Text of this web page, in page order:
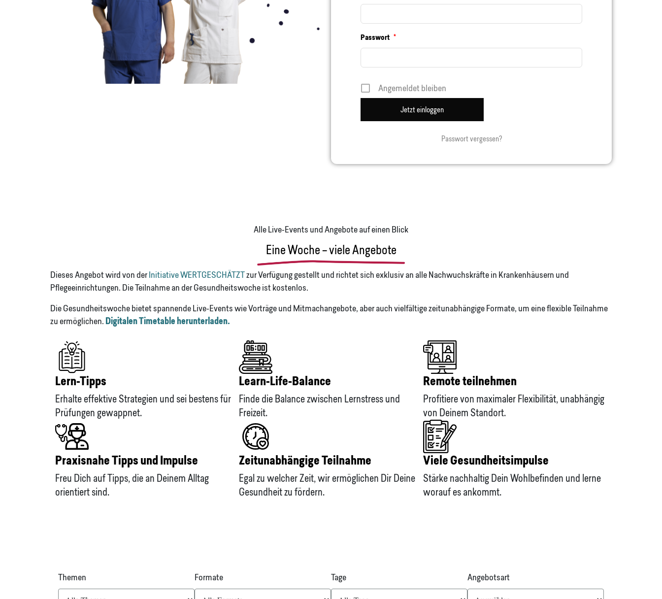
Passwort *
Angemeldet bleiben
Passwort vergessen?
Alle Live-Events und Angebote auf einen Blick
Eine Woche – viele Angebote
Dieses Angebot wird von derInitiative WERTGESCHÄTZTzur Verfügung gestellt und richtet sich exklusiv an alle Nachwuchskräfte in Krankenhäusern und
Pflegeeinrichtungen. Die Teilnahme an der Gesundheitswoche ist kostenlos.
Die Gesundheitswoche bietet spannende Live-Events wie Vorträge und Mitmachangebote, aber auch vielfältige zeitunabhängige Formate, um eine flexible Teilnahme
zu ermöglichen. Digitalen Timetable herunterladen.
Lern-Tipps
Erhalte effektive Strategien und sei bestens für
Prüfungen gewappnet.
Learn-Life-Balance
Finde die Balance zwischen Lernstress und
Freizeit.
Remote teilnehmen
Profitiere von maximaler Flexibilität, unabhängig
von Deinem Standort.
Praxisnahe Tipps und Impulse
Freu Dich auf Tipps, die an Deinem Alltag
orientiert sind.
Zeitunabhängige Teilnahme
Egal zu welcher Zeit, wir ermöglichen Dir Deine
Gesundheit zu fördern.
Viele Gesundheitsimpulse
Stärke nachhaltig Dein Wohlbefinden und lerne
worauf es ankommt.
Themen Formate Tage Angebotsart